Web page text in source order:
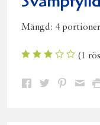
Mängd: 4 portioner
(1
Dela Dela Dela